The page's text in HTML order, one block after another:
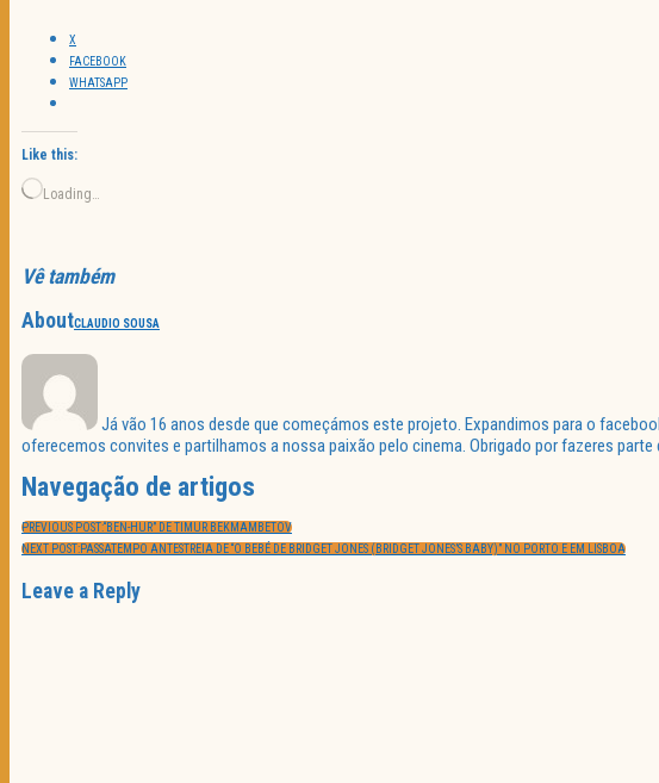
X
FACEBOOK
WHATSAPP
Like this:
Loading…
Vê também
AboutCLAUDIO SOUSA
Já vão 16 anos desde que começámos este projeto. Expandimos para o
oferecemos convites e partilhamos a nossa paixão pelo cinema. Obrigado por fazeres parte
Navegação de artigos
PREVIOUS POST:“BEN-HUR” DE TIMUR BEKMAMBETOV
NEXT POST:PASSATEMPO ANTESTREIA DE “O BEBÉ DE BRIDGET JONES (BRIDGET JONES’S BABY)” NO PORTO E EM LISBOA
Leave a Reply